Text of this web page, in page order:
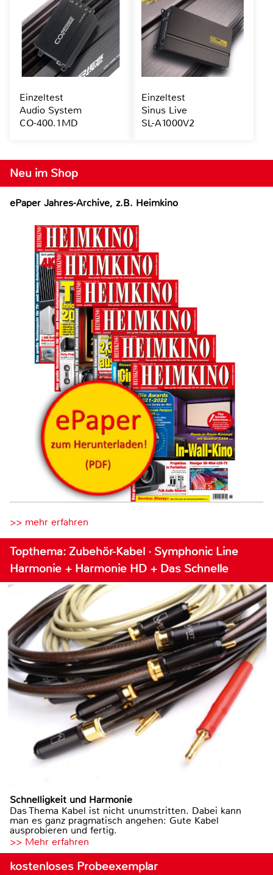
Neu im Shop
ePaper Jahres-Archive, z.B. Heimkino
>> mehr erfahren
Topthema: Zubehör-Kabel · Symphonic Line
Harmonie + Harmonie HD + Das Schnelle
Schnelligkeit und Harmonie
Das Thema Kabel ist nicht unumstritten. Dabei kann
man es ganz pragmatisch angehen: Gute Kabel
ausprobieren und fertig.
>> Mehr erfahren
kostenloses Probeexemplar
Einzeltest
Audio System
CO-400.1MD
Einzeltest
Sinus Live
SL-A1000V2